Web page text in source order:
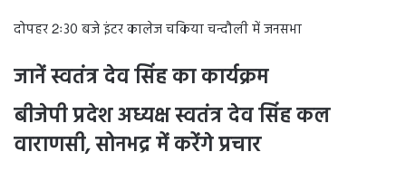
दोपहर 2ः30 बजे इंटर कालेज चकिया चन्दौली में जनसभा
जानें स्वतंत्र देव सिंह का कार्यक्रम
बीजेपी प्रदेश अध्यक्ष स्वतंत्र देव सिंह कल
वाराणसी, सोनभद्र में करेंगे प्रचार